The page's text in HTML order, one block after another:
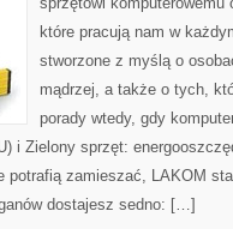
które pracują nam w
stworzone z myślą o
mądrzej, a także o tych,
porady wtedy, gdy
i Zielony sprzęt:
potrafią zamieszać, LAKOM
dostajesz sedno: […]